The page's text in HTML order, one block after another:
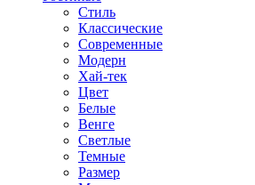
Стиль
Классические
Современные
Модерн
Хай-тек
Цвет
Белые
Венге
Светлые
Темные
Размер